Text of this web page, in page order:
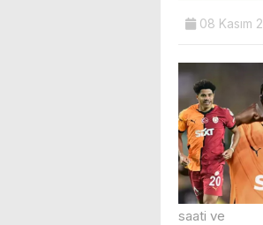
08 Kasım
saati ve